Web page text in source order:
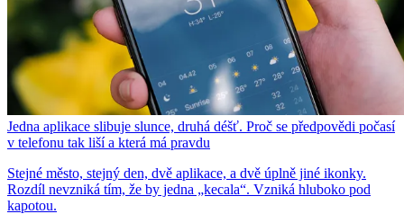
Jedna aplikace slibuje slunce, druhá déšť. Proč se předpovědi počasí
v telefonu tak liší a která má pravdu
Stejné město, stejný den, dvě aplikace, a dvě úplně jiné ikonky.
Rozdíl nevzniká tím, že by jedna „kecala“. Vzniká hluboko pod
kapotou.